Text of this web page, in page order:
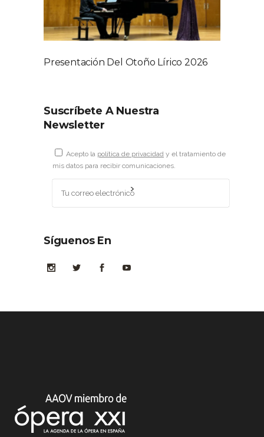
Presentación Del Otoño Lírico 2026
Suscríbete A Nuestra
Newsletter
Acepto la política de privacidad y el tratamiento de
mis datos para recibir comunicaciones.
Síguenos En